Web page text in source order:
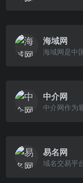
海域网
中介网
易名网